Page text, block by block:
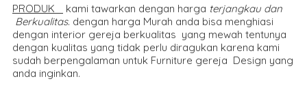
PRODUK
kami tawarkan dengan harga terjangkau dan
Berkualitas. dengan harga Murah anda bisa menghiasi
dengan interior gereja berkualitas yang mewah tentunya
dengan kualitas yang tidak perlu diragukan karena kami
sudah berpengalaman untuk Furniture gereja Design yang
anda inginkan.